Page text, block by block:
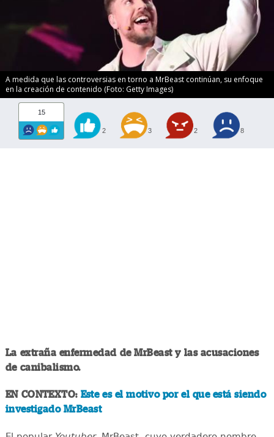
A medida que las controversias en torno a MrBeast continúan, su enfoque
en la creación de contenido (Foto: Getty Images)
15
2 3 2 8
La extraña enfermedad de MrBeast y las acusaciones
de canibalismo.
EN CONTEXTO: Este es el motivo por el que está siendo
investigado MrBeast